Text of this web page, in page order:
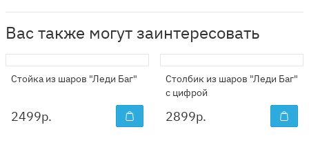
Вас также могут заинтересовать
Стойка из шаров "Леди Баг"
2499р.
Столбик из шаров "Леди Баг"
с цифрой
2899р.